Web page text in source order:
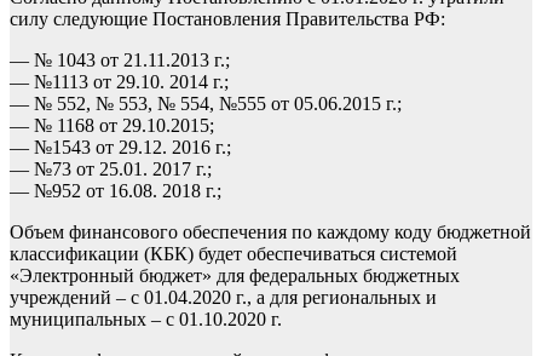
силу следующие Постановления Правительства РФ:
— № 1043 от 21.11.2013 г.;
— №1113 от 29.10. 2014 г.;
— № 552, № 553, № 554, №555 от 05.06.2015 г.;
— № 1168 от 29.10.2015;
— №1543 от 29.12. 2016 г.;
— №73 от 25.01. 2017 г.;
— №952 от 16.08. 2018 г.;
Объем финансового обеспечения по каждому коду бюджетной
классификации (КБК) будет обеспечиваться системой
«Электронный бюджет» для федеральных бюджетных
учреждений – с 01.04.2020 г., а для региональных и
муниципальных – с 01.10.2020 г.